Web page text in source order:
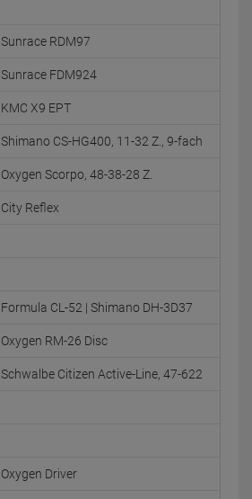
Sunrace RDM97
Sunrace FDM924
KMC X9 EPT
Shimano CS-HG400, 11-32 Z., 9-fach
Oxygen Scorpo, 48-38-28 Z.
City Reflex
Formula CL-52 | Shimano DH-3D37
Oxygen RM-26 Disc
Schwalbe Citizen Active-Line, 47-622
Oxygen Driver